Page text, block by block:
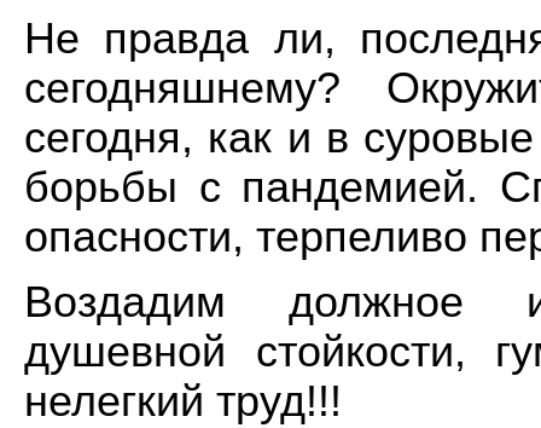
Не правда ли,
сегодняшнему?
сегодня, как и в
борьбы с пандемией.
опасности, терпеливо
Воздадим должное
душевной стойкости,
нелегкий труд!!!